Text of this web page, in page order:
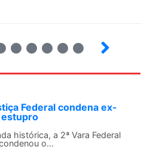
Federal condena ex-
estupro
histórica, a 2ª Vara Federal
o...